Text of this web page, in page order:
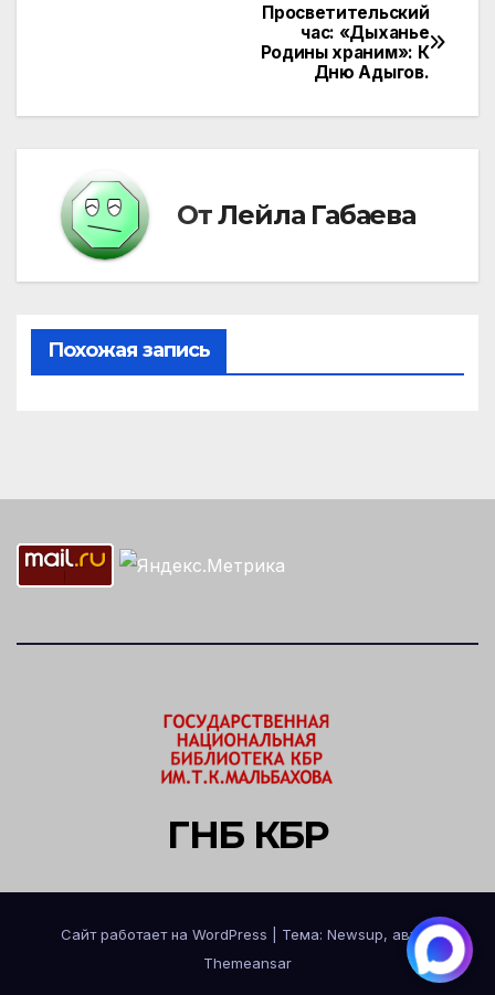
записям
Просветительский
час: «Дыханье
Родины храним»: К
Дню Адыгов.
ОтЛейла Габаева
Похожая запись
ГНБ КБР
Сайт работает на WordPress
Тема: Newsup, автор
Themeansar